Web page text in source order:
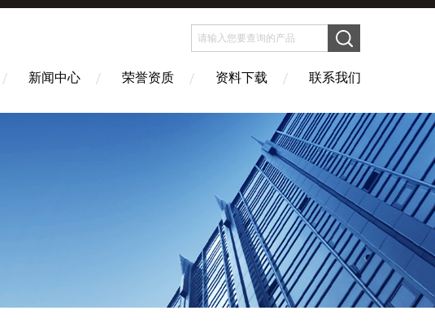
新闻中心 荣誉资质 资料下载 联系我们